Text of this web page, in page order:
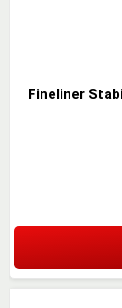
Fineliner